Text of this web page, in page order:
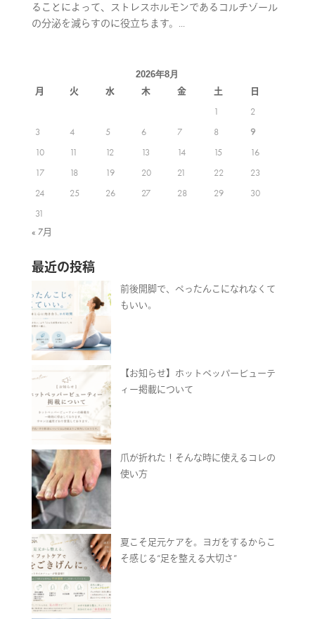
ることによって、ストレスホルモンであるコルチゾール
の分泌を減らすのに役立ちます。...
2026年8月
月 火 水 木 金 土
日
1
2
3
4 5 6 7 8
9
10
11 12 13 14 15
16
17
18 19 20 21 22
23
24
25 26 27 28 29
30
31
« 7月
最近の投稿
前後開脚で、ぺったんこになれなくて
もいい。
【お知らせ】ホットペッパービューテ
ィー掲載について
爪が折れた！そんな時に使えるコレの
使い方
夏こそ足元ケアを。ヨガをするからこ
そ感じる“足を整える大切さ”